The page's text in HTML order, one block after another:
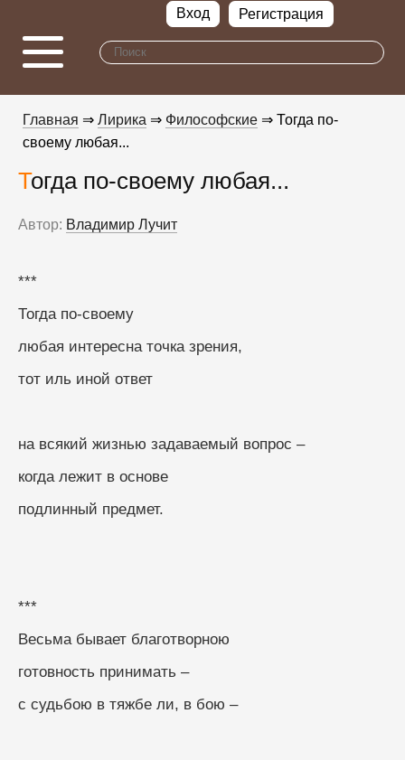
Вход Регистрация
Главная ⇒ Лирика ⇒ Философские ⇒ Тогда по-
своему любая...
Тогда по-своему любая...
Автор: Владимир Лучит
***
Тогда по-своему
любая интересна точка зрения,
тот иль иной ответ
на всякий жизнью задаваемый вопрос –
когда лежит в основе
подлинный предмет.
***
Весьма бывает благотворною
готовность принимать –
с судьбою в тяжбе ли, в бою –